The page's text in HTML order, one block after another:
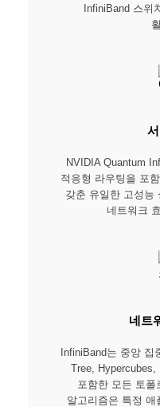
InfiniBand 스위
NVIDIA Quantum
적응형 라우팅을 포
갖춘 유일한 고성능
네트워크
네트
InfiniBand는 중앙
Tree, Hypercubes,
포함한 모든 토폴
알고리즘은 특정 애